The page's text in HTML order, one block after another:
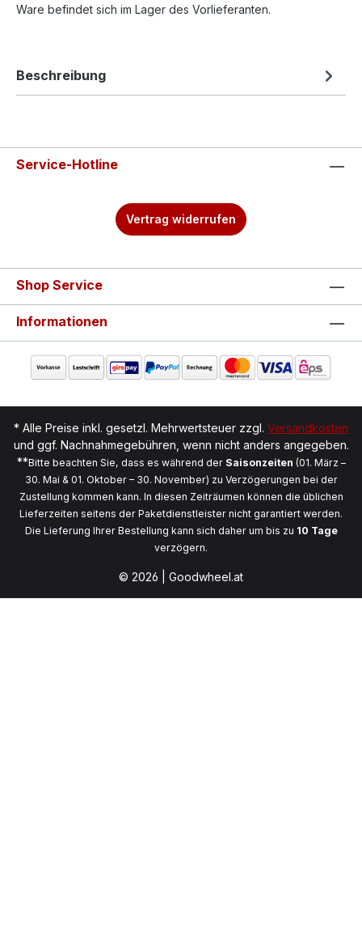
Ware befindet sich im Lager des Vorlieferanten.
Beschreibung
Service-Hotline
Vertrag widerrufen
Shop Service
Informationen
* Alle Preise inkl. gesetzl. Mehrwertsteuer zzgl. Versandkosten
und ggf. Nachnahmegebühren, wenn nicht anders angegeben.
**Bitte beachten Sie, dass es während der Saisonzeiten (01. März –
30. Mai & 01. Oktober – 30. November) zu Verzögerungen bei der
Zustellung kommen kann. In diesen Zeiträumen können die üblichen
Lieferzeiten seitens der Paketdienstleister nicht garantiert werden.
Die Lieferung Ihrer Bestellung kann sich daher um bis zu 10 Tage
verzögern.
© 2026 | Goodwheel.at